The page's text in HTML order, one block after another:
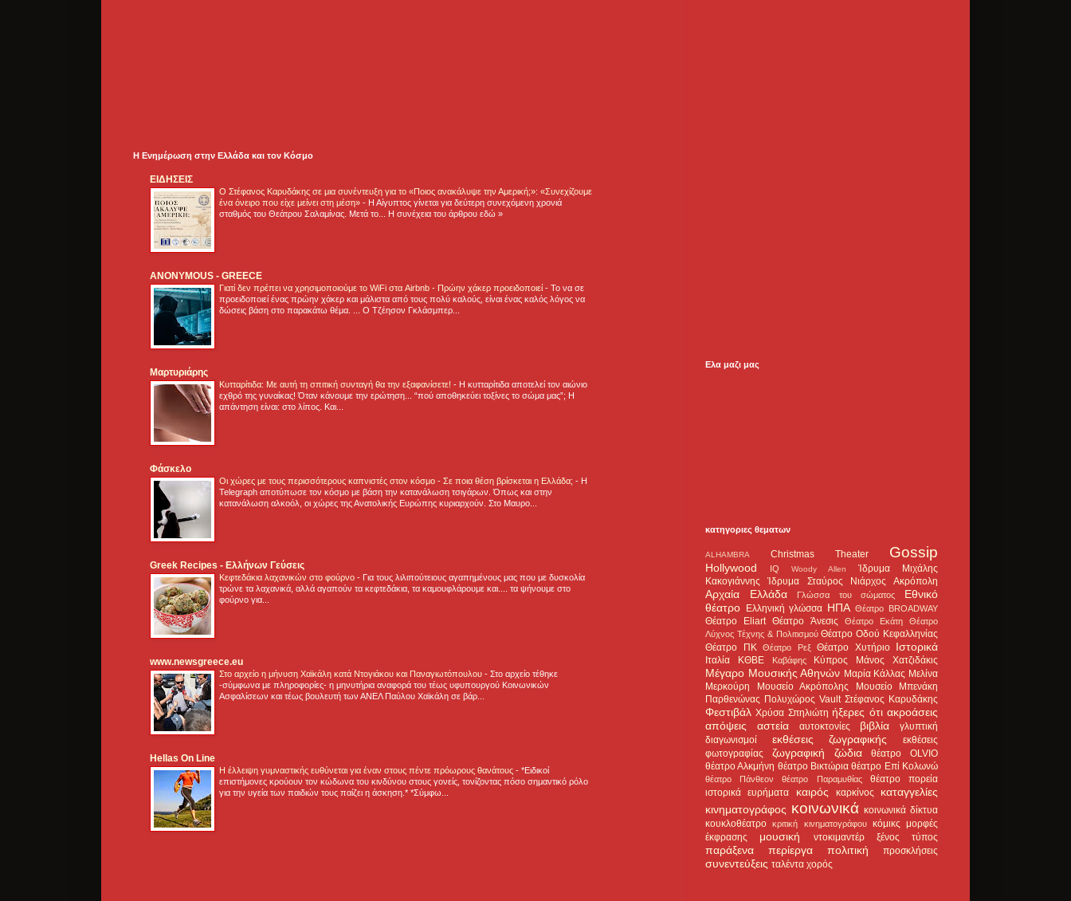
Η Ενημέρωση στην Ελλάδα και τoν Κόσμο
ΕΙΔΗΣΕΙΣ
Ο Στέφανος Καρυδάκης σε μια συνέντευξη για το «Ποιος ανακάλυψε την Αμερική;»: «Συνεχίζουμε
ένα όνειρο που είχε μείνει στη μέση» - Η Αίγυπτος γίνεται για δεύτερη συνεχόμενη χρονιά
σταθμός του Θεάτρου Σαλαμίνας. Μετά το... Η συνέχεια του άρθρου εδώ »
ANONYMOUS - GREECE
Γιατί δεν πρέπει να χρησιμοποιούμε το WiFi στα Airbnb - Πρώην χάκερ προειδοποιεί- Το να σε
προειδοποιεί ένας πρώην χάκερ και μάλιστα από τους πολύ καλούς, είναι ένας καλός λόγος να
δώσεις βάση στο παρακάτω θέμα. ... Ο Τζέησον Γκλάσμπερ...
Μαρτυριάρης
Κυτταρίτιδα: Με αυτή τη σπιτική συνταγή θα την εξαφανίσετε! - H κυτταρίτιδα αποτελεί τον αιώνιο
εχθρό της γυναίκας! Όταν κάνουμε την ερώτηση... “πού αποθηκεύει τοξίνες το σώμα μας”; Η
απάντηση είναι: στο λίπος. Και...
Φάσκελο
Οι χώρες με τους περισσότερους καπνιστές στον κόσμο - Σε ποια θέση βρίσκεται η Ελλάδα; - Η
Telegraph αποτύπωσε τον κόσμο με βάση την κατανάλωση τσιγάρων. Όπως και στην
κατανάλωση αλκοόλ, οι χώρες της Ανατολικής Ευρώπης κυριαρχούν. Στο Μαυρο...
Greek Recipes - Ελλήνων Γεύσεις
Κεφτεδάκια λαχανικών στο φούρνο - Για τους λιλιπούτειους αγαπημένους μας που με δυσκολία
τρώνε τα λαχανικά, αλλά αγαπούν τα κεφτεδάκια, τα καμουφλάρουμε και.... τα ψήνουμε στο
φούρνο για...
www.newsgreece.eu
Στο αρχείο η μήνυση Χαϊκάλη κατά Ντογιάκου και Παναγιωτόπουλου - Στο αρχείο τέθηκε
-σύμφωνα με πληροφορίες- η μηνυτήρια αναφορά του τέως υφυπουργού Κοινωνικών
Ασφαλίσεων και τέως βουλευτή των ΑΝΕΛ Παύλου Χαϊκάλη σε βάρ...
Hellas On Line
Η έλλειψη γυμναστικής ευθύνεται για έναν στους πέντε πρόωρους θανάτους - *Ειδικοί
επιστήμονες κρούουν τον κώδωνα του κινδύνου στους γονείς, τονίζοντας πόσο σημαντικό ρόλο
για την υγεία των παιδιών τους παίζει η άσκηση.* *Σύμφω...
Ελα μαζι μας
κατηγοριες θεματων
ALHAMBRA Christmas Theater Gossip
Hollywood IQ Woody Allen
Ίδρυμα Μιχάλης
Κακογιάννης
Ίδρυμα Σταύρος Νιάρχος Ακρόπολη
Αρχαία Ελλάδα Γλώσσα του σώματος
Εθνικό
θέατρο Ελληνική γλώσσα ΗΠΑ Θέατρο BROADWAY
Θέατρο Eliart Θέατρο Άνεσις Θέατρο Εκάτη
Θέατρο
Λύχνος Τέχνης & Πολιτισμού Θέατρο Οδού Κεφαλληνίας
Θέατρο ΠΚ
Θέατρο Ρεξ Θέατρο Χυτήριο Ιστορικά
Ιταλία ΚΘΒΕ Καβάφης Κύπρος Μάνος Χατζιδάκις
Μέγαρο Μουσικής Αθηνών Μαρία Κάλλας Μελίνα
Μερκούρη
Μουσείο Ακρόπολης
Μουσείο Μπενάκη
Παρθενώνας Πολυχώρος Vault Στέφανος Καρυδάκης
Φεστιβάλ Χρύσα Σπηλιώτη ήξερες ότι ακροάσεις
απόψεις
αστεία αυτοκτονίες βιβλία
γλυπτική
διαγωνισμοί
εκθέσεις ζωγραφικής
εκθέσεις
φωτογραφίας
ζωγραφική ζώδια
θέατρο OLVIO
θέατρο Αλκμήνη θέατρο Βικτώρια θέατρο Επί Κολωνώ
θέατρο Πάνθεον θέατρο Παραμυθίας
θέατρο πορεία
ιστορικά ευρήματα
καιρός καρκίνος
καταγγελίες
κινηματογράφος κοινωνικά κοινωνικά δίκτυα
κουκλοθέατρο
κριτική κινηματογράφου κόμικς μορφές
έκφρασης
μουσική ντοκιμαντέρ ξένος τύπος
παράξενα περίεργα πολιτική προσκλήσεις
συνεντεύξεις ταλέντα χορός